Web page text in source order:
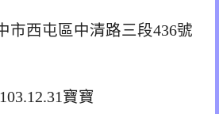
市西屯區中清路三段436號
寶寶